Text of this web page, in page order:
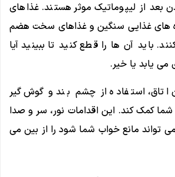
بعد از لیپوماتیک موثر هستند. غذاهای
های غذایی سنگین و غذاهای سخت هضم
باید آن ها را قطع کنید تا ببینید آیا
یابد یا خیر.
استفاده از چشم بند و گوش گیر
کمک کند. این اقدامات نور، سر و صدا
تواند مانع خواب شما شود را از بین می